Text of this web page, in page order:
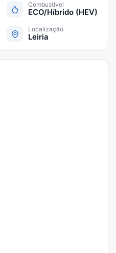
Combustível
ECO/Híbrido (HEV)
Localização
Leiria